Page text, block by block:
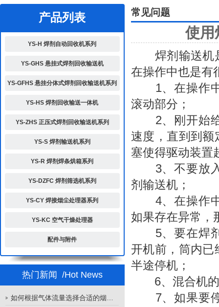
产品列表
YS-H 焊剂自动回收机系列
YS-GHS 悬挂式焊剂回收输送机
YS-GFHS 悬挂分体式焊剂回收输送机系列
YS-HS 焊剂回收输送一体机
YS-ZHS 正压式焊剂回收输送机系列
YS-S 焊剂输送机系列
YS-R 焊剂焊条烘箱系列
YS-DZFC 焊剂筛选机系列
YS-CY 焊接烟尘处理器系列
YS-KC 空气干燥处理器
配件与附件
热门新闻 /Hot News
常见问题
使用
焊剂输送机是
在操作中也是有
1、在操作中
滚动部分；
2、刚开始给
速度，直到到额
塞使得驱动装置
3、不要放入
剂输送机；
4、在操作中
如果存在异常，
5、要在焊
开机前，筒内
半途停机；
6、混合机的
7、如果要停